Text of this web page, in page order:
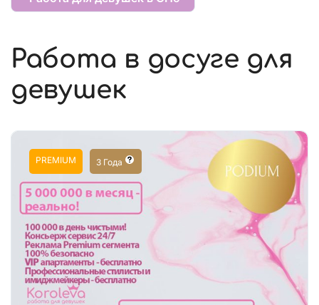
Работа в досуге для
девушек
PREMIUM 3 Года